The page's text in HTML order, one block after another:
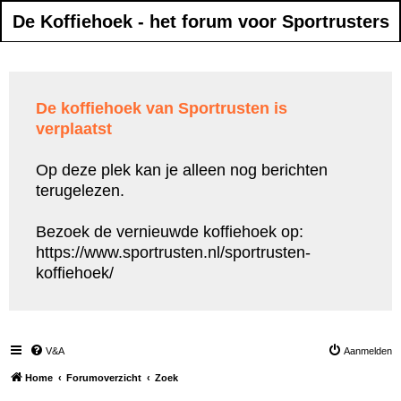
De Koffiehoek - het forum voor Sportrusters
De koffiehoek van Sportrusten is
verplaatst
Op deze plek kan je alleen nog berichten
terugelezen.
Bezoek de vernieuwde koffiehoek op:
https://www.sportrusten.nl/sportrusten-
koffiehoek/
V&A Aanmelden
Home Forumoverzicht Zoek